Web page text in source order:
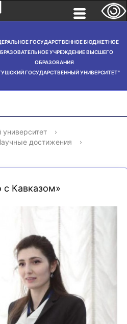
ГОСУДАРСТВЕННОЕ БЮДЖЕТНОЕ
УЧРЕЖДЕНИЕ ВЫСШЕГО
ОБРАЗОВАНИЯ
ГОСУДАРСТВЕННЫЙ УНИВЕРСИТЕТ"
НАУЧНАЯ
ДЕЯТЕЛЬНОСТЬ
›
достижения
›
Кавказом»